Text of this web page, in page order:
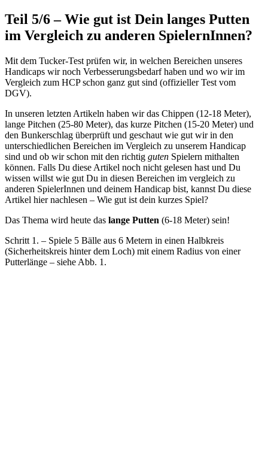
Teil 5/6 – Wie gut ist Dein langes Putten
im Vergleich zu anderen SpielernInnen?
Mit dem Tucker-Test prüfen wir, in welchen Bereichen unseres
Handicaps wir noch Verbesserungsbedarf haben und wo wir im
Vergleich zum HCP schon ganz gut sind (offizieller Test vom
DGV).
In unseren letzten Artikeln haben wir das Chippen (12-18 Meter),
lange Pitchen (25-80 Meter), das kurze Pitchen (15-20 Meter) und
den Bunkerschlag überprüft und geschaut wie gut wir in den
unterschiedlichen Bereichen im Vergleich zu unserem Handicap
sind und ob wir schon mit den richtig guten Spielern mithalten
können. Falls Du diese Artikel noch nicht gelesen hast und Du
wissen willst wie gut Du in diesen Bereichen im vergleich zu
anderen SpielerInnen und deinem Handicap bist, kannst Du diese
Artikel hier nachlesen – Wie gut ist dein kurzes Spiel?
Das Thema wird heute das lange Putten (6-18 Meter) sein!
Schritt 1. – Spiele 5 Bälle aus 6 Metern in einen Halbkreis
(Sicherheitskreis hinter dem Loch) mit einem Radius von einer
Putterlänge – siehe Abb. 1.